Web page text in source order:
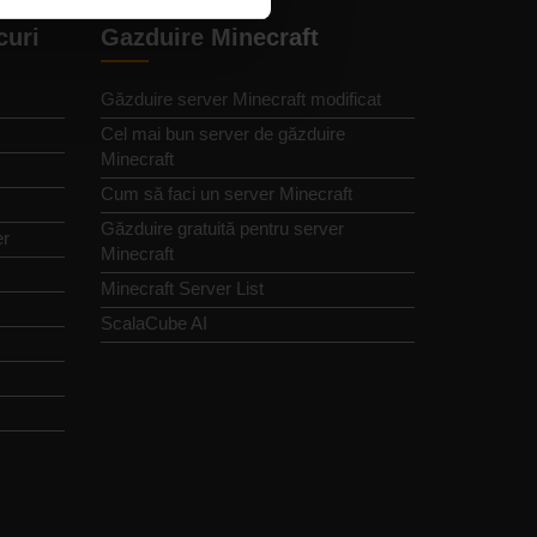
Gazduire Minecraft
Găzduire server Minecraft modificat
Cel mai bun server de găzduire
Minecraft
Cum să faci un server Minecraft
Găzduire gratuită pentru server
Minecraft
Minecraft Server List
ScalaCube AI